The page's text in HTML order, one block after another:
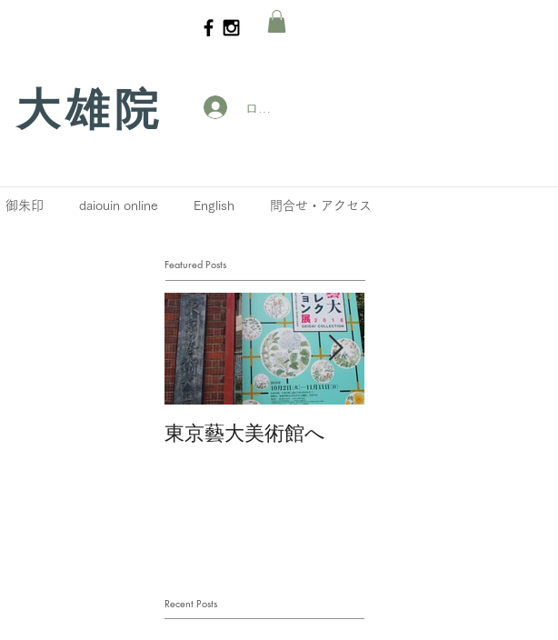
大雄院 ログイン
御朱印 daiouin online English 問合せ・アクセス
Featured Posts
東京藝大美術館へ
Recent Posts